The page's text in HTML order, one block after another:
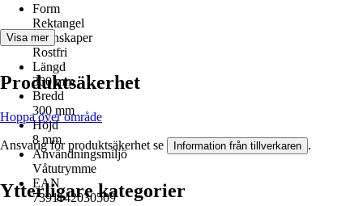
Form
Rektangel
Egenskaper
Rostfri
Längd
300 mm
Bredd
300 mm
Höjd
8 mm
Användningsmiljö
Våtutrymme
EAN
7391142030509
Visa mer
Produktsäkerhet
Hoppa över område
Ansvarig för produktsäkerhet se Information från tillverkaren .
Ytterligare kategorier